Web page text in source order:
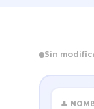
Sin
👤